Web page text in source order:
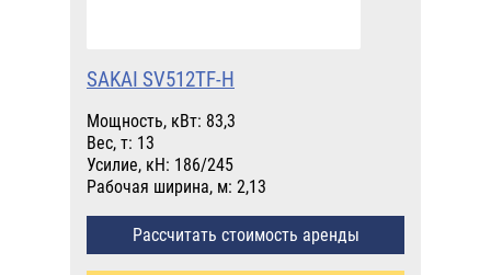
SAKAI SV512TF-H
Мощность, кВт: 83,3
Вес, т: 13
Усилие, кН: 186/245
Рабочая ширина, м: 2,13
Рассчитать стоимость аренды